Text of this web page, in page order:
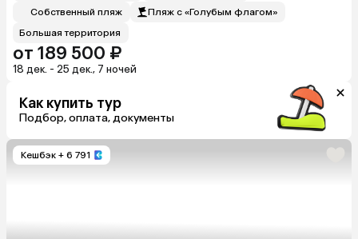
Собственный пляж
Пляж с «Голубым флагом»
Большая территория
от 189 500 ₽
18 дек. - 25 дек., 7 ночей
Как купить тур
Подбор, оплата, документы
Кешбэк + 6 791